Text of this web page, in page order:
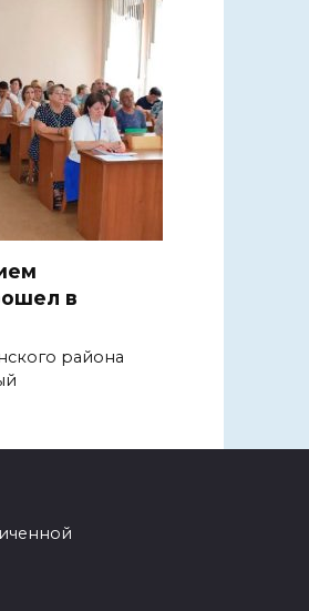
в
района